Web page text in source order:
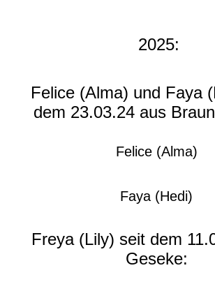
2025:
Felice (Alma) und Faya
dem 23.03.24 aus
Felice (Alma)
Faya (Hedi)
Freya (Lily) seit dem
Geseke: